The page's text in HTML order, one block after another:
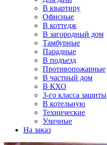
В квартиру
Офисные
В коттедж
В загородный дом
Тамбурные
Парадные
В подъезд
Противопожарные
В частный дом
В КХО
3-го класса защиты
В котельную
Технические
Уличные
На заказ